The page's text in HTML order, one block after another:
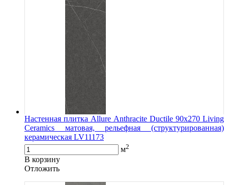
Настенная плитка Allure Anthracite Ductile 90x270 Living
Ceramics матовая, рельефная (структурированная)
керамическая LV11173
м2
В корзину
Oтложить